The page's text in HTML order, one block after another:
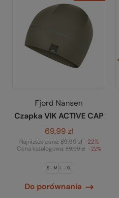
Fjord Nansen
Czapka VIK ACTIVE CAP
69,99 zł
Najniższa cena: 89,99 zł -22%
Cena katalogowa:89,99 zł -22%
S - M L - XL
Do porównania